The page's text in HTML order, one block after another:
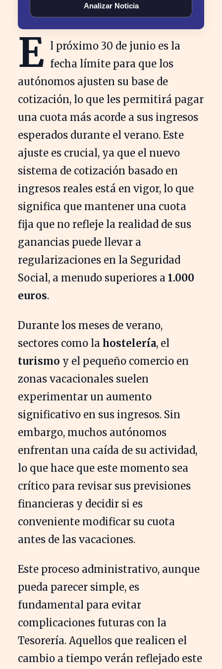
Analizar Noticia
E l próximo 30 de junio es la
fecha límite para que los
autónomos ajusten su base de
cotización, lo que les permitirá pagar
una cuota más acorde a sus ingresos
esperados durante el verano. Este
ajuste es crucial, ya que el nuevo
sistema de cotización basado en
ingresos reales está en vigor, lo que
significa que mantener una cuota
fija que no refleje la realidad de sus
ganancias puede llevar a
regularizaciones en la Seguridad
Social, a menudo superiores a 1.000
euros.
Durante los meses de verano,
sectores como la hostelería, el
turismo y el pequeño comercio en
zonas vacacionales suelen
experimentar un aumento
significativo en sus ingresos. Sin
embargo, muchos autónomos
enfrentan una caída de su actividad,
lo que hace que este momento sea
crítico para revisar sus previsiones
financieras y decidir si es
conveniente modificar su cuota
antes de las vacaciones.
Este proceso administrativo, aunque
pueda parecer simple, es
fundamental para evitar
complicaciones futuras con la
Tesorería. Aquellos que realicen el
cambio a tiempo verán reflejado este